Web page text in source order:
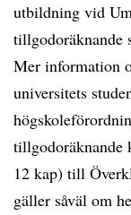
utbildning vid
tillgodoräknande
Mer information
universitets
tillgodoräknande
12 kap) till
gäller såväl om